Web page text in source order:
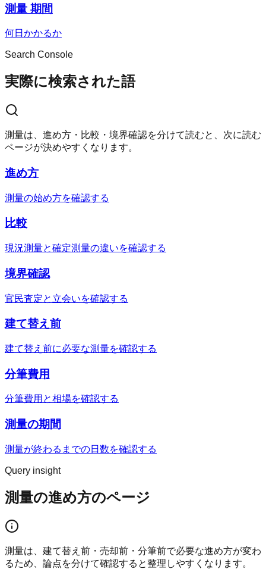
測量 期間
何日かかるか
Search Console
実際に検索された語
測量は、進め方・比較・境界確認を分けて読むと、次に読む
ページが決めやすくなります。
進め方
測量の始め方を確認する
比較
現況測量と確定測量の違いを確認する
境界確認
官民査定と立会いを確認する
建て替え前
建て替え前に必要な測量を確認する
分筆費用
分筆費用と相場を確認する
測量の期間
測量が終わるまでの日数を確認する
Query insight
測量の進め方のページ
測量は、建て替え前・売却前・分筆前で必要な進め方が変わ
るため、論点を分けて確認すると整理しやすくなります。